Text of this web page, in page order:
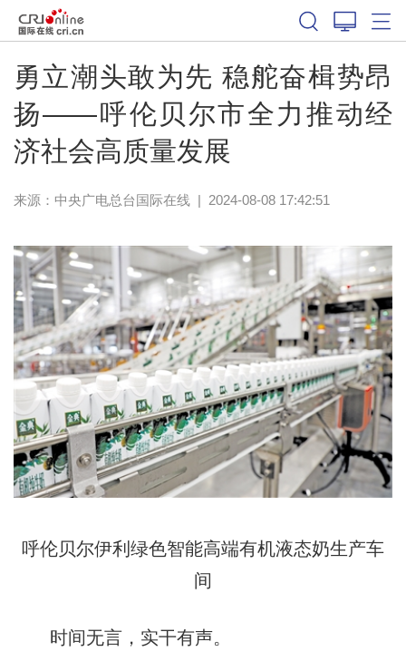
勇立潮头敢为先 稳舵奋楫势昂
扬——呼伦贝尔市全力推动经
济社会高质量发展
来源：中央广电总台国际在线| 2024-08-08 17:42:51
呼伦贝尔伊利绿色智能高端有机液态奶生产车
间
时间无言，实干有声。